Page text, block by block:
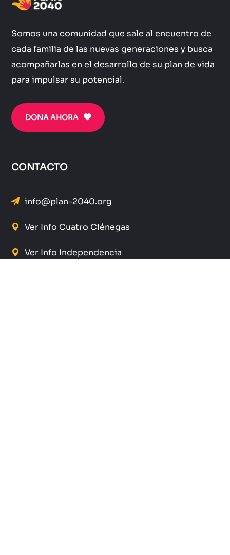
Somos una comunidad que sale al encuentro de
cada familia de las nuevas generaciones y busca
acompañarlas en el desarrollo de su plan de vida
para impulsar su potencial.
DONA AHORA
CONTACTO
info@plan-2040.org
Ver Info Cuatro Ciénegas
Ver Info Independencia